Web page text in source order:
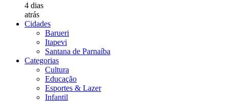
4 dias
atrás
Cidades
Barueri
Itapevi
Santana de Parnaíba
Categorias
Cultura
Educação
Esportes & Lazer
Infantil